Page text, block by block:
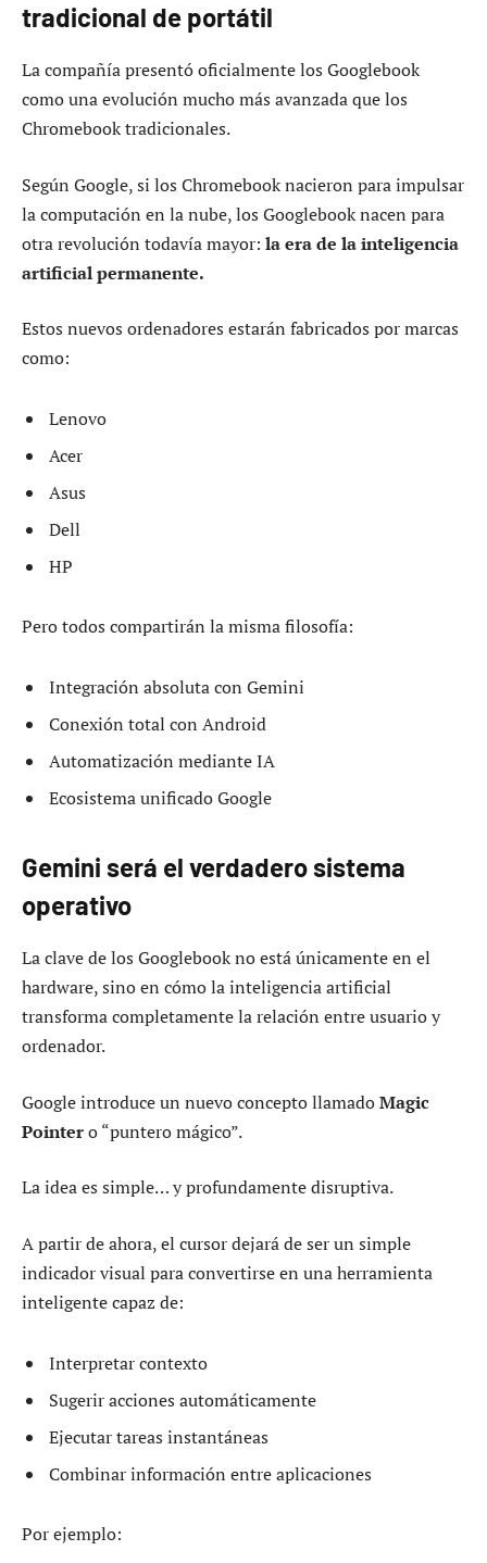
tradicional de portátil
La compañía presentó oficialmente los Googlebook
como una evolución mucho más avanzada que los
Chromebook tradicionales.
Según Google, si los Chromebook nacieron para impulsar
la computación en la nube, los Googlebook nacen para
otra revolución todavía mayor: la era de la inteligencia
artificial permanente.
Estos nuevos ordenadores estarán fabricados por marcas
como:
Lenovo
Acer
Asus
Dell
HP
Pero todos compartirán la misma filosofía:
Integración absoluta con Gemini
Conexión total con Android
Automatización mediante IA
Ecosistema unificado Google
Gemini será el verdadero sistema
operativo
La clave de los Googlebook no está únicamente en el
hardware, sino en cómo la inteligencia artificial
transforma completamente la relación entre usuario y
ordenador.
Google introduce un nuevo concepto llamadoMagic
Pointero “puntero mágico”.
La idea es simple… y profundamente disruptiva.
A partir de ahora, el cursor dejará de ser un simple
indicador visual para convertirse en una herramienta
inteligente capaz de:
Interpretar contexto
Sugerir acciones automáticamente
Ejecutar tareas instantáneas
Combinar información entre aplicaciones
Por ejemplo: